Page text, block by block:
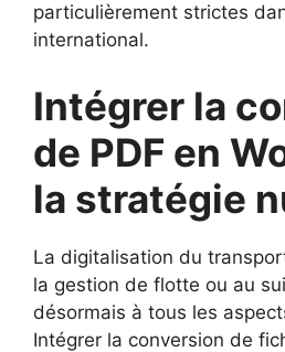
particulièrement strictes
international.
Intégrer la
de PDF en
la stratégie
La digitalisation du
la gestion de flotte ou au
désormais à tous les
Intégrer la conversion de